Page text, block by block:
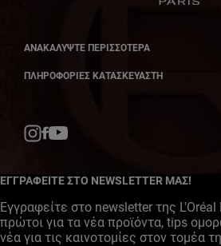
ΑΝΑΚΑΛΎΨΤΕ ΠΕΡΙΣΣΌΤΕΡΑ
ΠΛΗΡΟΦΟΡΙΕΣ ΚΑΤΑΣΚΕΥΑΣΤΗ
ΕΓΓΡΑΦΕΙΤΕ ΣΤΟ NEWSLETTER ΜΑΣ!
Εγγραφείτε στο newsletter της L'Oréal
πρώτοι για τα νέα προϊόντα, tips
νέα για τις καινοτομίες στον τομέα